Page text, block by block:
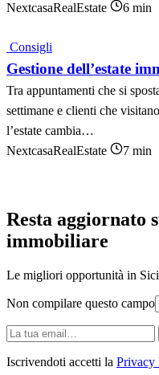
NextcasaRealEstate
6 min
Consigli
Gestione dell’estate
Tra appuntamenti che si
settimane e clienti che
l’estate cambia…
NextcasaRealEstate
7 min
Resta aggiornato
immobiliare
Le migliori opportunità in
Non compilare questo campo
La
tua
email
Iscrivendoti accetti la Privacy